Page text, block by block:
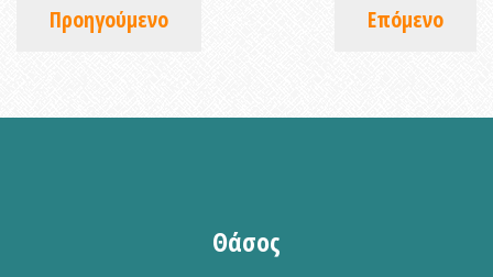
Προηγούμενο Επόμενο
Θάσος